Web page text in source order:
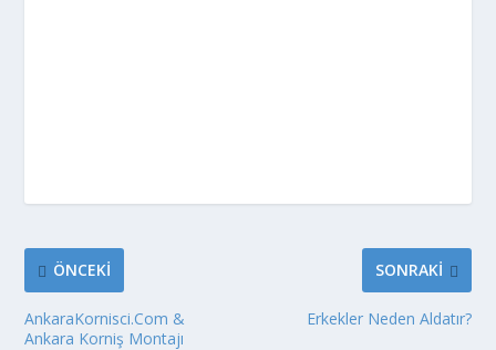
ÖNCEKI
AnkaraKornisci.Com &
Ankara Korniş Montajı
SONRAKI
Erkekler Neden Aldatır?